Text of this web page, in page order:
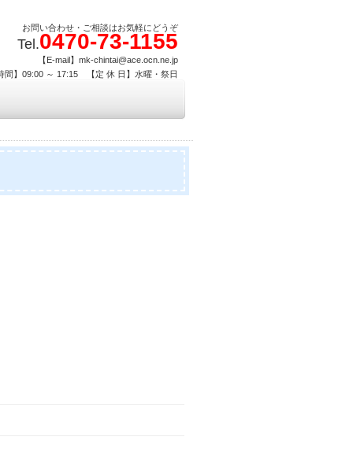
お問い合わせ・ご相談はお気軽にどうぞ
Tel.0470-73-1155
【E-mail】mk-chintai@ace.ocn.ne.jp
間】09:00 ～ 17:15 【定 休 日】水曜・祭日